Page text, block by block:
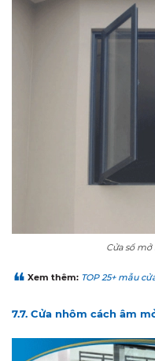
Cửa sổ mở
Xem thêm: TOP 25+ mẫu
7.7. Cửa nhôm cách âm